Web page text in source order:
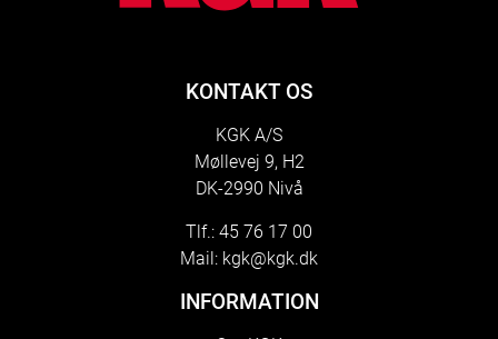
KONTAKT OS
KGK A/S
Møllevej 9, H2
DK-2990 Nivå
Tlf.: 45 76 17 00
Mail: kgk@kgk.dk
INFORMATION